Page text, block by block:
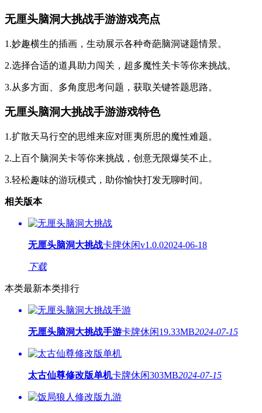
无厘头脑洞大挑战手游游戏亮点
1.妙趣横生的插画，生动展示各种奇葩脑洞谜题情景。
2.选择合适的道具助力闯关，超多魔性关卡等你来挑战。
3.从多方面、多角度思考问题，获取关键答题思路。
无厘头脑洞大挑战手游游戏特色
1.扩散天马行空的思维来应对匪夷所思的魔性难题。
2.上百个脑洞关卡等你来挑战，创意无限爆笑不止。
3.轻松趣味的游玩模式，助你愉快打发无聊时间。
相关版本
无厘头脑洞大挑战卡牌休闲v1.0.02024-06-18
下载
本类最新本类排行
无厘头脑洞大挑战手游卡牌休闲19.33MB2024-07-15
太古仙尊修改版单机卡牌休闲303MB2024-07-15